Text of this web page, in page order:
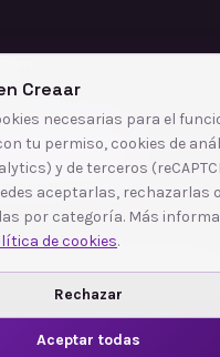
)
en Google
·L'Hospitalet de Llobregat·
Santa Coloma de Gramenet
Creaar
necesarias para el
tu permiso, cookies de
y de terceros
aceptarlas, rechazarlas o
por categoría. Más
de cookies.
Rechazar
Aceptar todas